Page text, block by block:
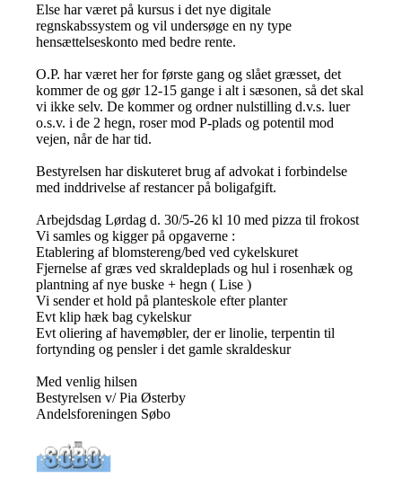
Else har været på kursus i det nye digitale
regnskabssystem og vil undersøge en ny type
hensættelseskonto med bedre rente.
O.P. har været her for første gang og slået græsset, det
kommer de og gør 12-15 gange i alt i sæsonen, så det skal
vi ikke selv. De kommer og ordner nulstilling d.v.s. luer
o.s.v. i de 2 hegn, roser mod P-plads og potentil mod
vejen, når de har tid.
Bestyrelsen har diskuteret brug af advokat i forbindelse
med inddrivelse af restancer på boligafgift.
Arbejdsdag Lørdag d. 30/5-26 kl 10 med pizza til frokost
Vi samles og kigger på opgaverne :
Etablering af blomstereng/bed ved cykelskuret
Fjernelse af græs ved skraldeplads og hul i rosenhæk og
plantning af nye buske + hegn ( Lise )
Vi sender et hold på planteskole efter planter
Evt klip hæk bag cykelskur
Evt oliering af havemøbler, der er linolie, terpentin til
fortynding og pensler i det gamle skraldeskur
Med venlig hilsen
Bestyrelsen v/ Pia Østerby
Andelsforeningen Søbo